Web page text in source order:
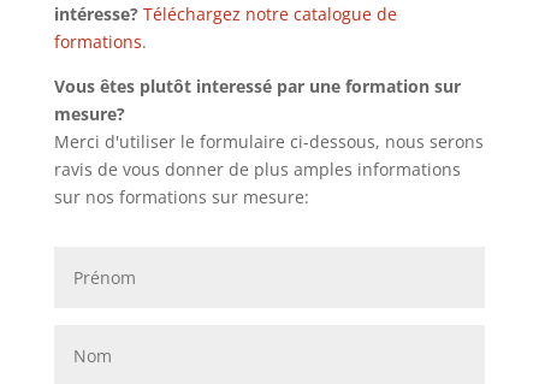
intéresse? Téléchargez notre catalogue de
formations.
Vous êtes plutôt interessé par une formation sur
mesure?
Merci d'utiliser le formulaire ci-dessous, nous serons
ravis de vous donner de plus amples informations
sur nos formations sur mesure: